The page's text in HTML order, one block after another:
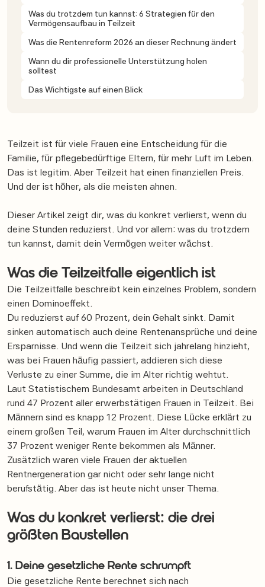
Teilzeit ist für viele Frauen eine Entscheidung für die
Familie, für pflegebedürftige Eltern, für mehr Luft im Leben.
Das ist legitim. Aber Teilzeit hat einen finanziellen Preis.
Und der ist höher, als die meisten ahnen.
Dieser Artikel zeigt dir, was du konkret verlierst, wenn du
deine Stunden reduzierst. Und vor allem: was du trotzdem
tun kannst, damit dein Vermögen weiter wächst.
Was die Teilzeitfalle eigentlich ist
Die Teilzeitfalle beschreibt kein einzelnes Problem, sondern
einen Dominoeffekt.
Du reduzierst auf 60 Prozent, dein Gehalt sinkt. Damit
sinken automatisch auch deine Rentenansprüche und deine
Ersparnisse. Und wenn die Teilzeit sich jahrelang hinzieht,
was bei Frauen häufig passiert, addieren sich diese
Verluste zu einer Summe, die im Alter richtig wehtut.
Laut Statistischem Bundesamt arbeiten in Deutschland
rund 47 Prozent aller erwerbstätigen Frauen in Teilzeit. Bei
Männern sind es knapp 12 Prozent. Diese Lücke erklärt zu
einem großen Teil, warum Frauen im Alter durchschnittlich
37 Prozent weniger Rente bekommen als Männer.
Zusätzlich waren viele Frauen der aktuellen
Rentnergeneration gar nicht oder sehr lange nicht
berufstätig. Aber das ist heute nicht unser Thema.
Was du konkret verlierst: die drei
größten Baustellen
1. Deine gesetzliche Rente schrumpft
Die gesetzliche Rente berechnet sich nach
Was du trotzdem tun kannst: 6 Strategien für den
Vermögensaufbau in Teilzeit
Was die Rentenreform 2026 an dieser Rechnung ändert
Wann du dir professionelle Unterstützung holen
solltest
Das Wichtigste auf einen Blick